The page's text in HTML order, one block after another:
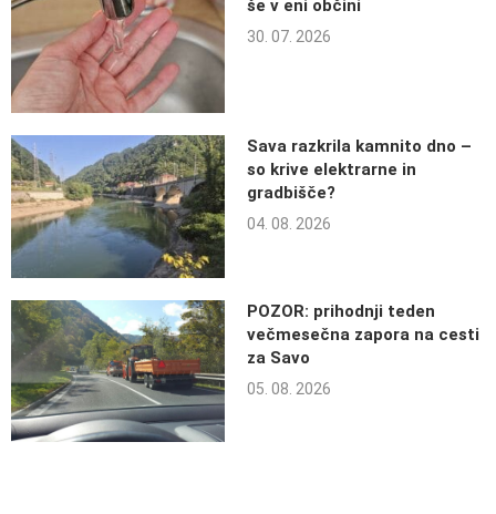
še v eni občini
30. 07. 2026
Sava razkrila kamnito dno –
so krive elektrarne in
gradbišče?
04. 08. 2026
POZOR: prihodnji teden
večmesečna zapora na cesti
za Savo
05. 08. 2026